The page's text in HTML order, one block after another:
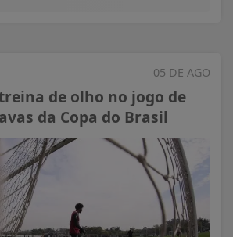
05 DE AGO
de olho no jogo de
da Copa do Brasil